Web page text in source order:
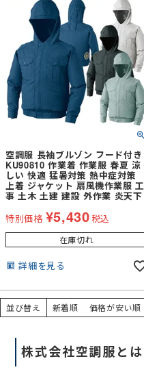
空調服 長袖ブルゾン フード付き
KU90810 作業着 作業服 春夏 涼
しい 快適 猛暑対策 熱中症対策
上着 ジャケット 扇風機作業服 工
事 土木 土建 建設 外作業 炎天下
特別価格 ¥5,430税込
在庫切れ
詳細を見る
並び替え 新着順 価格が安い順
株式会社空調服とは